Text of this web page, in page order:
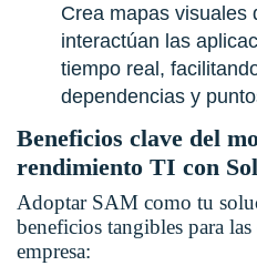
Crea mapas visuales
interactúan las
tiempo real,
dependencias y
Beneficios clave del
rendimiento TI con
Adoptar SAM como tu
beneficios tangibles para
empresa: